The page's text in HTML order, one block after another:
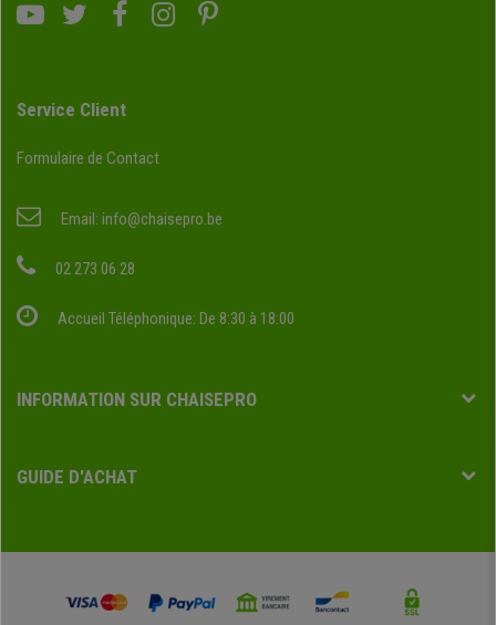
Service Client
Formulaire de Contact
Email: info@chaisepro.be
02 273 06 28
Accueil Téléphonique: De 8:30 à 18:00
INFORMATION SUR CHAISEPRO
GUIDE D'ACHAT